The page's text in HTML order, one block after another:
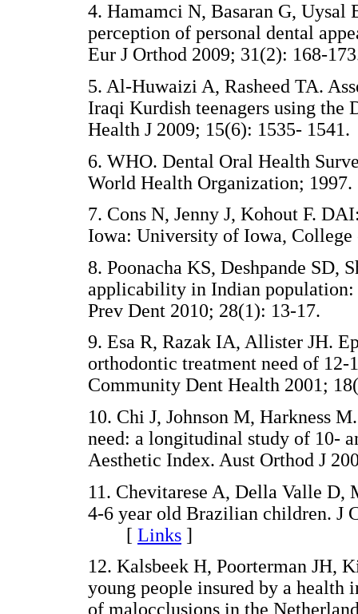
4. Hamamci N, Basaran G, Uysal
perception of personal dental
Eur J Orthod 2009; 31(2):
5. Al-Huwaizi A, Rasheed TA.
Iraqi Kurdish teenagers using the
Health J 2009; 15(6): 1535-
6. WHO. Dental Oral Health
World Health Organization;
7. Cons N, Jenny J, Kohout F.
Iowa: University of Iowa,
8. Poonacha KS, Deshpande
applicability in Indian population:
Prev Dent 2010; 28(1): 13-
9. Esa R, Razak IA, Allister JH.
orthodontic treatment need of
Community Dent Health
10. Chi J, Johnson M, Harkness
need: a longitudinal study of 10-
Aesthetic Index. Aust Orthod
11. Chevitarese A, Della Valle D,
4-6 year old Brazilian children. J
[ Links ]
12. Kalsbeek H, Poorterman JH,
young people insured by a health
of malocclusions in the